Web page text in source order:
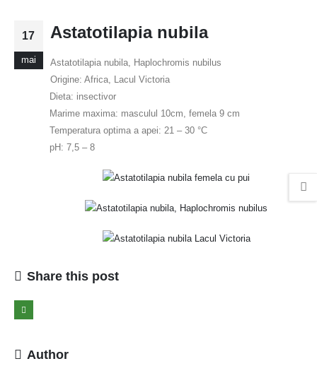
17
mai
Astatotilapia nubila
Astatotilapia nubila, Haplochromis nubilus
Origine: Africa, Lacul Victoria
Dieta: insectivor
Marime maxima: masculul 10cm, femela 9 cm
Temperatura optima a apei: 21 – 30 °C
pH: 7,5 – 8
Share this post
Author